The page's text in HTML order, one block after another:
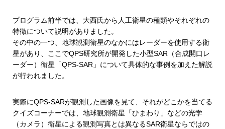
プログラム前半では、大西氏から人工衛星の種類やそれぞれの
特徴について説明がありました。
その中の一つ、地球観測衛星のなかにはレーダーを使用する衛
星があり、ここでQPS研究所が開発した小型SAR（合成開口レ
ーダー）衛星「QPS-SAR」について具体的な事例を加えた解説
が行われました。
実際にQPS-SARが観測した画像を見て、それがどこかを当てる
クイズコーナーでは、地球観測衛星「ひまわり」などの光学
（カメラ）衛星による観測写真とは異なるSAR衛星ならではの